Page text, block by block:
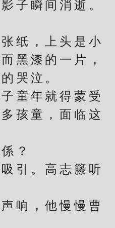
子瞬间消逝。
纸，上头是小
黑漆的一片，
哭泣。
童年就得蒙受
孩童，面临这
？
引。高志籐听
响，他慢慢曹